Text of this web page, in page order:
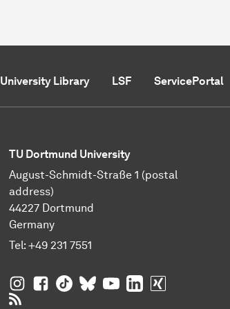
University Library LSF ServicePortal
TU Dortmund University
August-Schmidt-Straße 1 (postal
address)
44227 Dortmund
Germany
Tel: +49 231 7551
TU Dortmund University on Instagram
TU Dortmund University on
TU Dortmund University on
TU Dortmund University
TU Dortmund
TU Dortmund